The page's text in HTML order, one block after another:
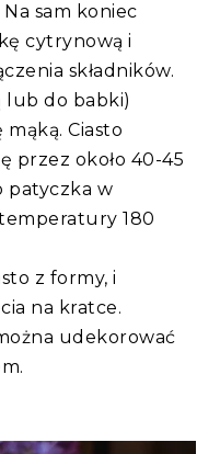
sam koniec
cytrynową i
składników.
lub do babki)
mąką. Ciasto
przez około 40-45
patyczka w
180
z formy, i
na kratce.
udekorować